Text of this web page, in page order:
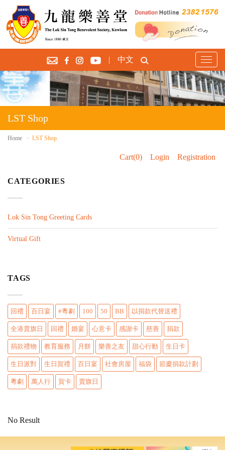
T
o
g
g
l
i
n
| 中文
LST Shop
Home LST Shop
Cart(0) Login Registration
CATEGORIES
Lok Sin Tong Greeting Cards
Virtual Gift
TAGS
回禮 百日宴 #粵劇 100 50 BB 以捐款代替送禮
全港賣旗日 回禮 婚宴 心意卡 感謝卡 慈善 捐款
捐款禮物 教育服務 月餅 樂善之友 甜心行動 生日卡
生日派對 生日賀禮 百日宴 社會房屋 福袋 節慶捐款計劃
粵劇 萬人行 賀卡 賣旗日
No Result